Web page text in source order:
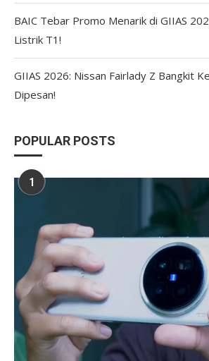
BAIC Tebar Promo Menarik di GIIAS
Listrik T1!
GIIAS 2026: Nissan Fairlady Z Bangkit
Dipesan!
POPULAR POSTS
1